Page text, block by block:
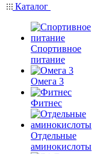
Каталог
Спортивное
питание
Омега 3
Фитнес
Отдельные
аминокислоты